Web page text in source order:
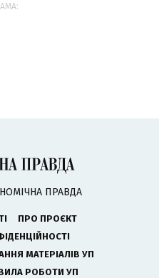
ПРАВДА
ПРО ПРОЄКТ
МАТЕРІАЛІВ УП
РОБОТИ УП